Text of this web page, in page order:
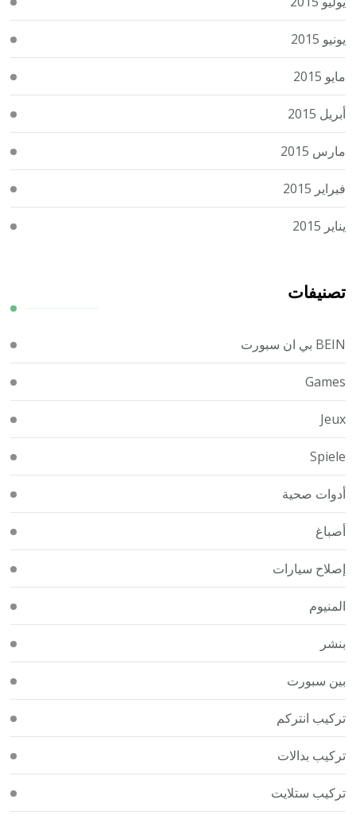
يونيو 2015
مايو 2015
أبريل 2015
مارس 2015
فبراير 2015
يناير 2015
تصنيفات
BEIN بي ان سبورت
Games
Jeux
Spiele
أدوات صحية
أصباغ
إصلاح سيارات
المنيوم
بنشر
بين سبورت
تركيب انتركم
تركيب بدالات
تركيب ستلايت